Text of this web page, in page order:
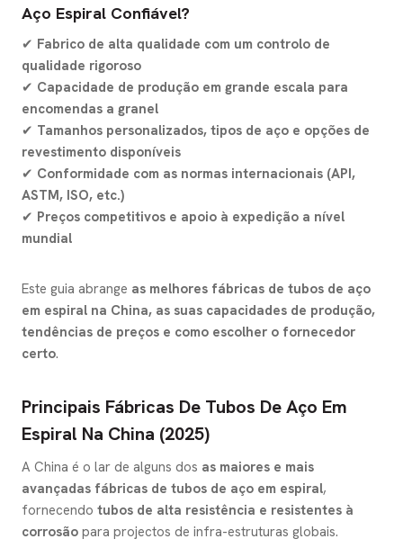
Aço Espiral Confiável?
✔ Fabrico de alta qualidade com um controlo de
qualidade rigoroso
✔ Capacidade de produção em grande escala para
encomendas a granel
✔ Tamanhos personalizados, tipos de aço e opções de
revestimento disponíveis
✔ Conformidade com as normas internacionais (API,
ASTM, ISO, etc.)
✔ Preços competitivos e apoio à expedição a nível
mundial
Este guia abrange as melhores fábricas de tubos de aço
em espiral na China, as suas capacidades de produção,
tendências de preços e como escolher o fornecedor
certo.
Principais Fábricas De Tubos De Aço Em
Espiral Na China (2025)
A China é o lar de alguns dos as maiores e mais
avançadas fábricas de tubos de aço em espiral,
fornecendo tubos de alta resistência e resistentes à
corrosão para projectos de infra-estruturas globais.